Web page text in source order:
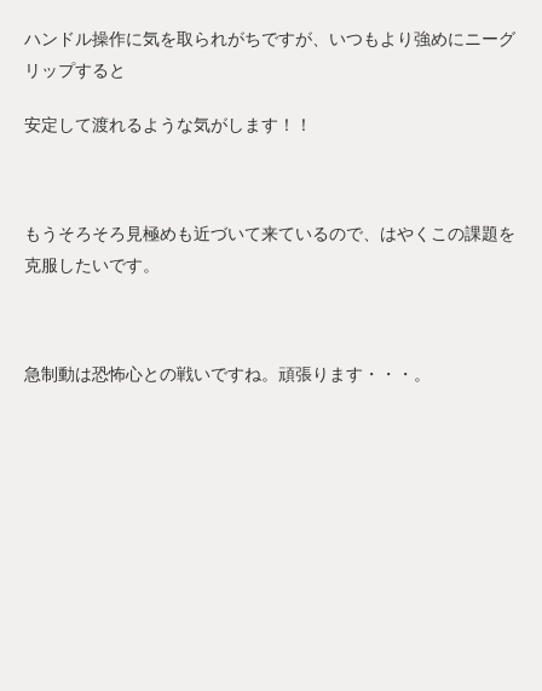
ハンドル操作に気を取られがちですが、いつもより強めにニーグ
リップすると
安定して渡れるような気がします！！
もうそろそろ見極めも近づいて来ているので、はやくこの課題を
克服したいです。
急制動は恐怖心との戦いですね。頑張ります・・・。